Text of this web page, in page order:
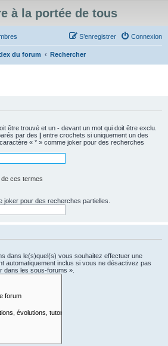
à la portée de tous
Connexion
S’enregistrer
du forum Rechercher
être trouvé et un - devant un mot qui doit être exclu.
par des | entre crochets si uniquement un des
« * » comme joker pour des recherches
de ces termes
joker pour des recherches partielles.
dans le(s)quel(s) vous souhaitez effectuer une
automatiquement inclus si vous ne désactivez pas
dans les sous-forums ».